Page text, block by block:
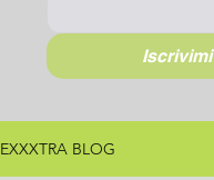
Iscrivimi
EXXXTRA BLOG